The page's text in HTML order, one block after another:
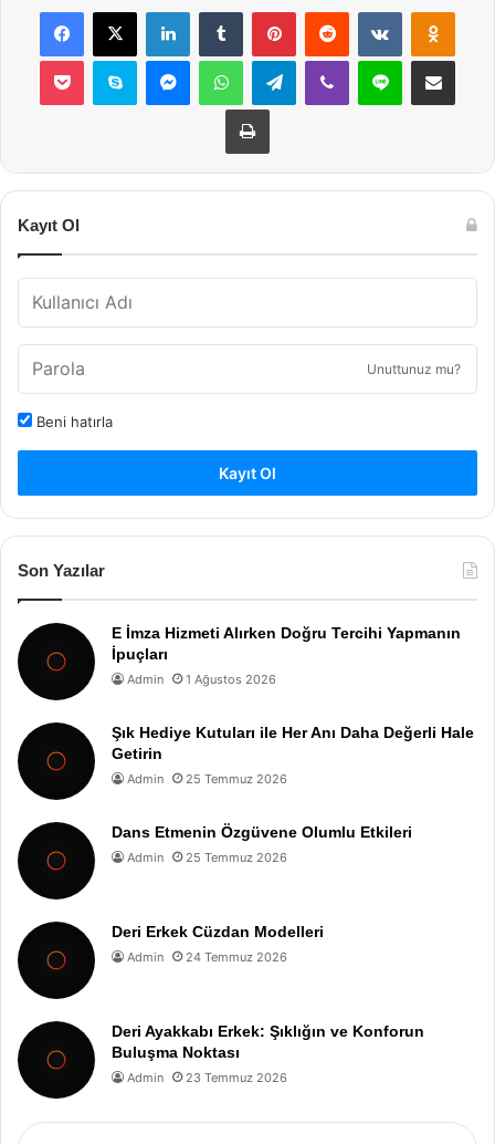
Facebook
X LinkedInTumblr PinterestReddit VKontakte
Pocket Skype MessengerWhatsAppTelegramViber Line E-Posta ile
Yazdır
Kayıt Ol
Unuttunuz mu?
Beni hatırla
Kayıt Ol
Son Yazılar
E İmza Hizmeti Alırken Doğru Tercihi Yapmanın
İpuçları
Admin 1 Ağustos 2026
Şık Hediye Kutuları ile Her Anı Daha Değerli Hale
Getirin
Admin 25 Temmuz 2026
Dans Etmenin Özgüvene Olumlu Etkileri
Admin 25 Temmuz 2026
Deri Erkek Cüzdan Modelleri
Admin 24 Temmuz 2026
Deri Ayakkabı Erkek: Şıklığın ve Konforun
Buluşma Noktası
Admin 23 Temmuz 2026